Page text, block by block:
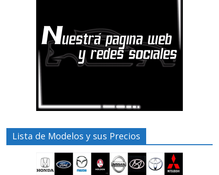
Lista de Modelos y sus Precios